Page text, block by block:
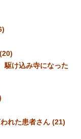
け込み寺になった
れた患者さん (21)